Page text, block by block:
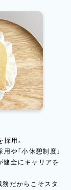
用。
や「小休憩制度」
健全にキャリアを
だからこそスタ